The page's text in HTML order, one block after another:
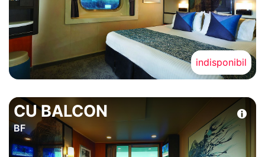
indisponibil
CU BALCON
BF